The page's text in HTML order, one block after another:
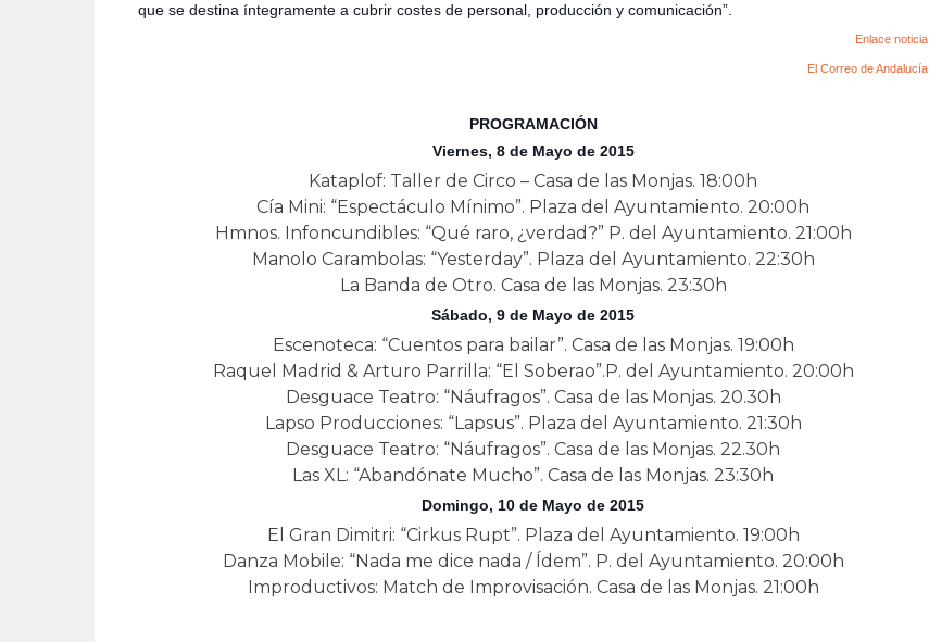
que se destina íntegramente a cubrir costes de personal, producción y comunicación”.
Enlace noticia
El Correo de Andalucía
PROGRAMACIÓN
Viernes, 8 de Mayo de 2015
Kataplof: Taller de Circo – Casa de las Monjas. 18:00h
Cía Mini: “Espectáculo Mínimo”. Plaza del Ayuntamiento. 20:00h
Hmnos. Infoncundibles: “Qué raro, ¿verdad?” P. del Ayuntamiento. 21:00h
Manolo Carambolas: “Yesterday”. Plaza del Ayuntamiento. 22:30h
La Banda de Otro. Casa de las Monjas. 23:30h
Sábado, 9 de Mayo de 2015
Escenoteca: “Cuentos para bailar”. Casa de las Monjas. 19:00h
Raquel Madrid & Arturo Parrilla: “El Soberao”.P. del Ayuntamiento. 20:00h
Desguace Teatro: “Náufragos”. Casa de las Monjas. 20.30h
Lapso Producciones: “Lapsus”. Plaza del Ayuntamiento. 21:30h
Desguace Teatro: “Náufragos”. Casa de las Monjas. 22.30h
Las XL: “Abandónate Mucho”. Casa de las Monjas. 23:30h
Domingo, 10 de Mayo de 2015
El Gran Dimitri: “Cirkus Rupt”. Plaza del Ayuntamiento. 19:00h
Danza Mobile: “Nada me dice nada / Ídem”. P. del Ayuntamiento. 20:00h
Improductivos: Match de Improvisación. Casa de las Monjas. 21:00h